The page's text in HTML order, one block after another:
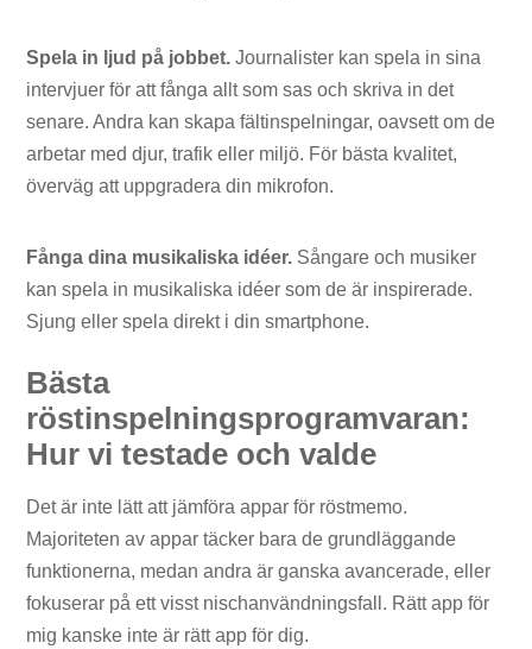
Spela in ljud på jobbet. Journalister kan spela in sina
intervjuer för att fånga allt som sas och skriva in det
senare. Andra kan skapa fältinspelningar, oavsett om de
arbetar med djur, trafik eller miljö. För bästa kvalitet,
överväg att uppgradera din mikrofon.
Fånga dina musikaliska idéer. Sångare och musiker
kan spela in musikaliska idéer som de är inspirerade.
Sjung eller spela direkt i din smartphone.
Bästa
röstinspelningsprogramvaran:
Hur vi testade och valde
Det är inte lätt att jämföra appar för röstmemo.
Majoriteten av appar täcker bara de grundläggande
funktionerna, medan andra är ganska avancerade, eller
fokuserar på ett visst nischanvändningsfall. Rätt app för
mig kanske inte är rätt app för dig.